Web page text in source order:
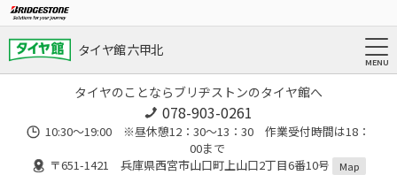
タイヤ館 六甲北
タイヤのことならブリヂストンのタイヤ館へ
078-903-0261
10:30～19:00 ※昼休憩12：30～13：30 作業受付時間は18：
00まで
〒651-1421 兵庫県西宮市山口町上山口2丁目6番10号
Map